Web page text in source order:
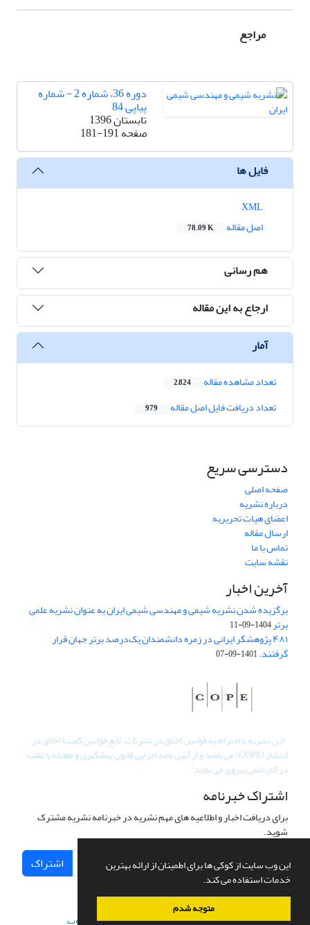
این وب سایت از کوکی ها برای اطمینان از ارائه بهترین
خدمات استفاده می کند.
متوجه شدم
مراجع
دوره 36، شماره 2 - شماره
پیاپی 84
تابستان 1396
صفحه181-191
فایل ها
اصل مقاله
78.09 K
هم رسانی
ارجاع به این مقاله
آمار
تعداد مشاهده مقاله 2,824
تعداد دریافت فایل اصل مقاله 979
دسترسی سریع
صفحه اصلی
درباره نشریه
اعضای هیات تحریریه
ارسال مقاله
تماس با ما
نقشه سایت
آخرین اخبار
برگزیده شدن نشریه شیمی و مهندسی شیمی ایران به عنوان نشریه علمی
برتر1404-09-11
۴۸۱ پژوهشگر ایرانی در زمره دانشمندان یک‌درصد برتر جهان قرار
گرفتند.1401-09-07
"این نشریه با احترام به قوانین اخلاق در نشریات، تابع قوانین کمیتۀ اخلاق در
انتشار (COPE) می باشد و از آیین نامه اجرایی قانون پیشگیری و مقابله با تقلب
در آثار علمی پیروی می نماید".
اشتراک خبرنامه
برای دریافت اخبار و اطلاعیه های مهم نشریه در خبرنامه نشریه مشترک
شوید.
اشتراک
سامانه مدیریت نشریات علمی.طراحی و پیاده سازی از سیناوب